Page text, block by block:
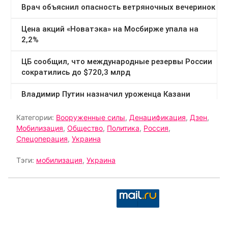
Категории: Вооруженные силы, Денацификация, Дзен,
Мобилизация, Общество, Политика, Россия,
Спецоперация, Украина
Тэги: мобилизация, Украина